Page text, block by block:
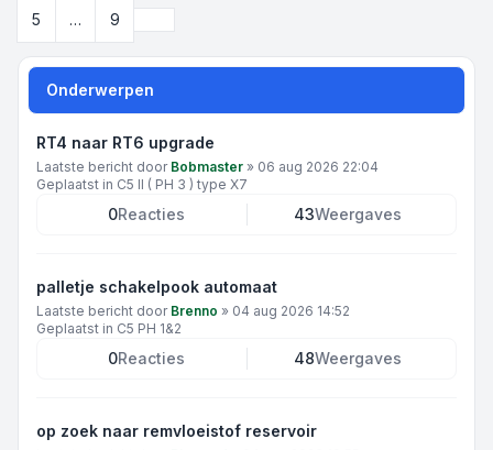
5 … 9
Onderwerpen
RT4 naar RT6 upgrade
Laatste bericht door Bobmaster » 06 aug 2026 22:04
Geplaatst in C5 II ( PH 3 ) type X7
0Reacties 43Weergaves
palletje schakelpook automaat
Laatste bericht door Brenno » 04 aug 2026 14:52
Geplaatst in C5 PH 1&2
0Reacties 48Weergaves
op zoek naar remvloeistof reservoir